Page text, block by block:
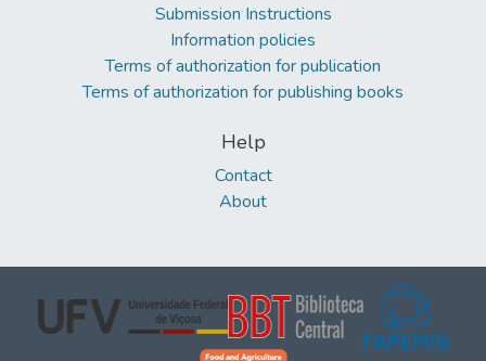
Submission Instructions
Information policies
Terms of authorization for publication
Terms of authorization for publishing books
Help
Contact
About